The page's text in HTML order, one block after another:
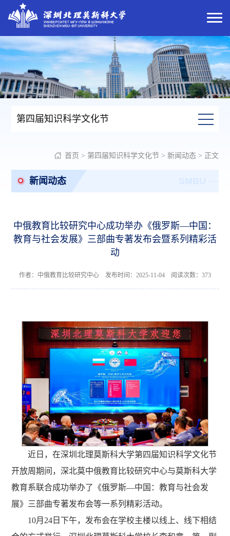
第四届知识科学文化节
首页 > 第四届知识科学文化节> 新闻动态> 正文
新闻动态
中俄教育比较研究中心成功举办《俄罗斯—中国：
教育与社会发展》三部曲专著发布会暨系列精彩活
动
作者：中俄教育比较研究中心 发布时间：2025-11-04 阅读次数： 373
近日，在深圳北理莫斯科大学第四届知识科学文化节
开放周期间，深北莫中俄教育比较研究中心与莫斯科大学
教育系联合成功举办了《俄罗斯—中国：教育与社会发
展》三部曲专著发布会等一系列精彩活动。
10月24日下午，发布会在学校主楼以线上、线下相结